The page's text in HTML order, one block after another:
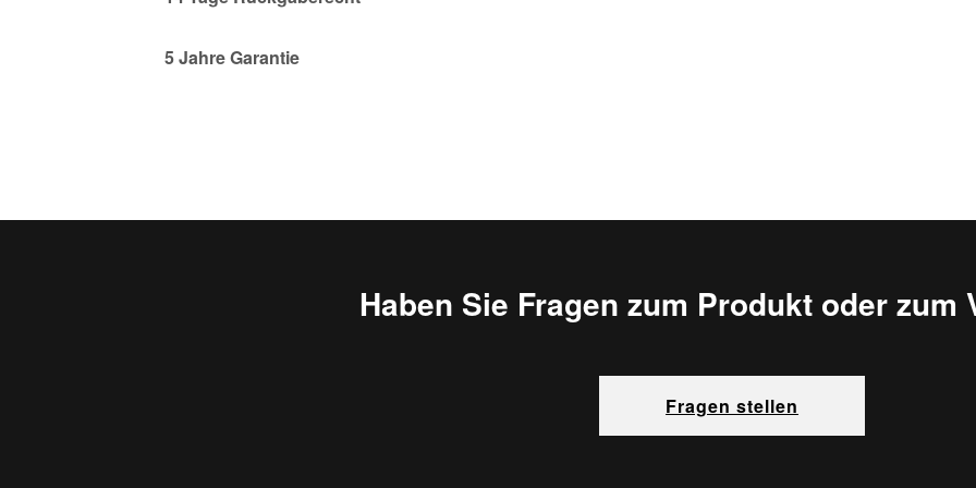
5 Jahre Garantie
Haben Sie Fragen zum Produkt oder zum
Fragen stellen